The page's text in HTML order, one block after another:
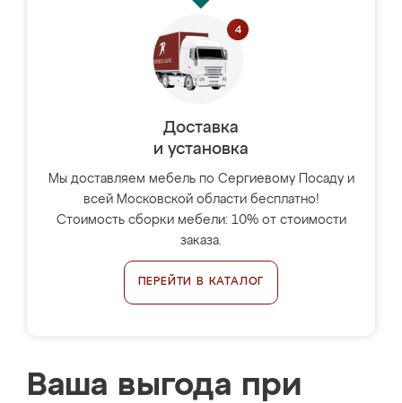
Доставка
и установка
Мы доставляем мебель по Сергиевому Посаду и
всей Московской области бесплатно!
Стоимость сборки мебели: 10% от стоимости
заказа.
ПЕРЕЙТИ В КАТАЛОГ
Ваша выгода при